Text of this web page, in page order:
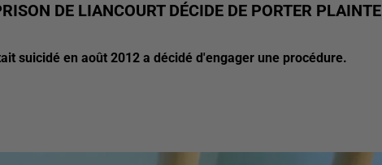
DE LIANCOURT DÉCIDE DE PORTER PLAINTE
suicidé en août 2012 a décidé d'engager une procédure.